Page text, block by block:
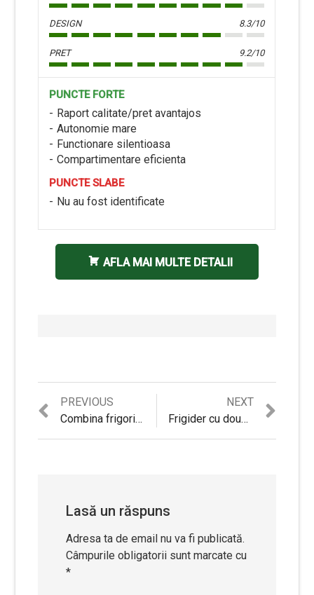
DESIGN 8.3/10
PRET 9.2/10
PUNCTE FORTE
Raport calitate/pret avantajos
Autonomie mare
Functionare silentioasa
Compartimentare eficienta
PUNCTE SLABE
Nu au fost identificate
AFLA MAI MULTE DETALII
Navigare
PREVIOUS
Previous
post:
Combina frigorifica Bosch KGF56PI40, 480 l, No Frost, Clasa A+++, H193, Inox
NEXT
post:
Frigider cu doua usi Beko DN161220X cu sistem NeoFrost – Review complet si Pareri diverse
Lasă un răspuns
Adresa ta de email nu va fi publicată.
Câmpurile obligatorii sunt marcate cu
*